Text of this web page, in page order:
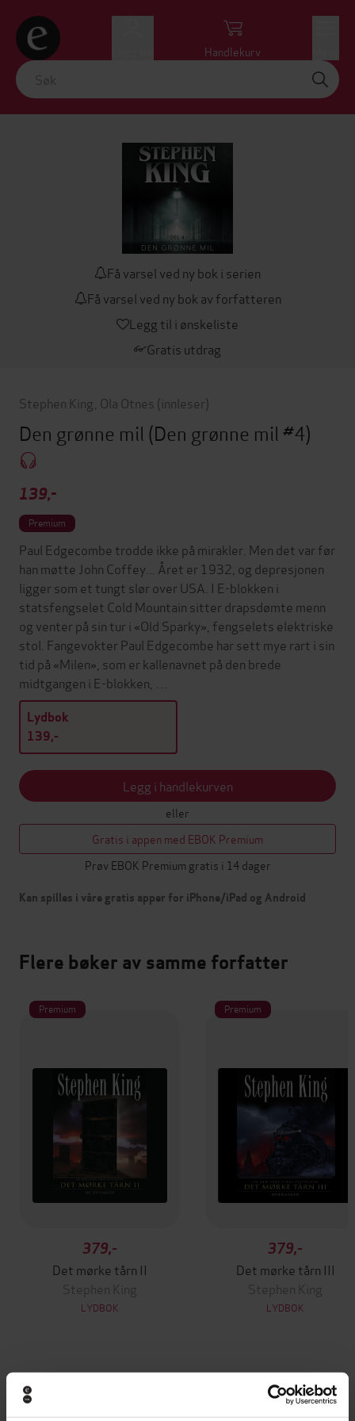
Handlekurv
Få varsel ved ny bok i serien
Få varsel ved ny bok av forfatteren
Legg til i ønskeliste
Gratis utdrag
Stephen King Ola Otnes (innleser)
Den grønne mil (Den grønne mil #4)
139,-
Premium
Paul Edgecombe trodde ikke på mirakler. Men det var før
han møtte John Coffey... Året er 1932, og depresjonen
ligger som et tungt slør over USA. I E-blokken i
statsfengselet Cold Mountain sitter drapsdømte menn
og venter på sin tur i «Old Sparky», fengselets elektriske
stol. Fangevokter Paul Edgecombe har sett mye rart i sin
tid på «Milen», som er kallenavnet på den brede
midtgangen i E-blokken, …
Lydbok
139,-
Legg i handlekurven
eller
Gratis i appen med EBOK Premium
Prøv EBOK Premium gratis i 14 dager
Kan spilles i våre gratis apper for iPhone/iPad og Android
Flere bøker av samme forfatter
Premium
379,-
Det mørke tårn II
Stephen King
LYDBOK
Premium
379,-
Det mørke tårn III
Stephen King
LYDBOK
Andre har også kjøpt